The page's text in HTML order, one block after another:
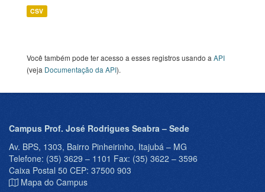
CSV
Você também pode ter acesso a esses registros usando a API
(veja Documentação da API).
Campus Prof. José Rodrigues Seabra – Sede
Av. BPS, 1303, Bairro Pinheirinho, Itajubá – MG
Telefone: (35) 3629 – 1101 Fax: (35) 3622 – 3596
Caixa Postal 50 CEP: 37500 903
Mapa do Campus